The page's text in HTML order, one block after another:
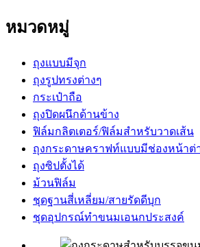
หมวดหมู่
ถุงแบบมีจุก
ถุงรูปทรงต่างๆ
กระเป๋าถือ
ถุงปิดผนึกด้านข้าง
ฟิล์มกลิตเตอร์/ฟิล์มสำหรับวาดเส้น
ถุงกระดาษคราฟท์แบบมีช่องหน้าต่
ถุงซิปตั้งได้
ม้วนฟิล์ม
ชุดฐานสี่เหลี่ยม/สายรัดดีบุก
ชุดอุปกรณ์ทำขนมเอนกประสงค์